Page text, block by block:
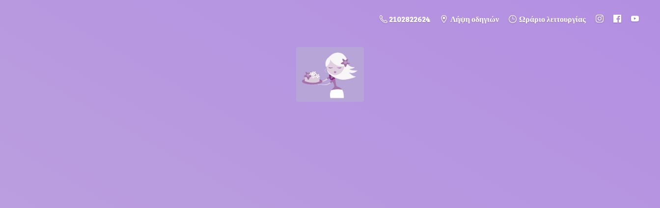
2102822624 Λήψη οδηγιών Ωράριο λειτουργίας